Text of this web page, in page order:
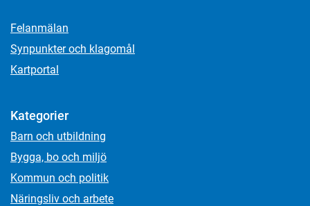
Felanmälan
Synpunkter och klagomål
Kartportal
Kategorier
Barn och utbildning
Bygga, bo och miljö
Kommun och politik
Näringsliv och arbete